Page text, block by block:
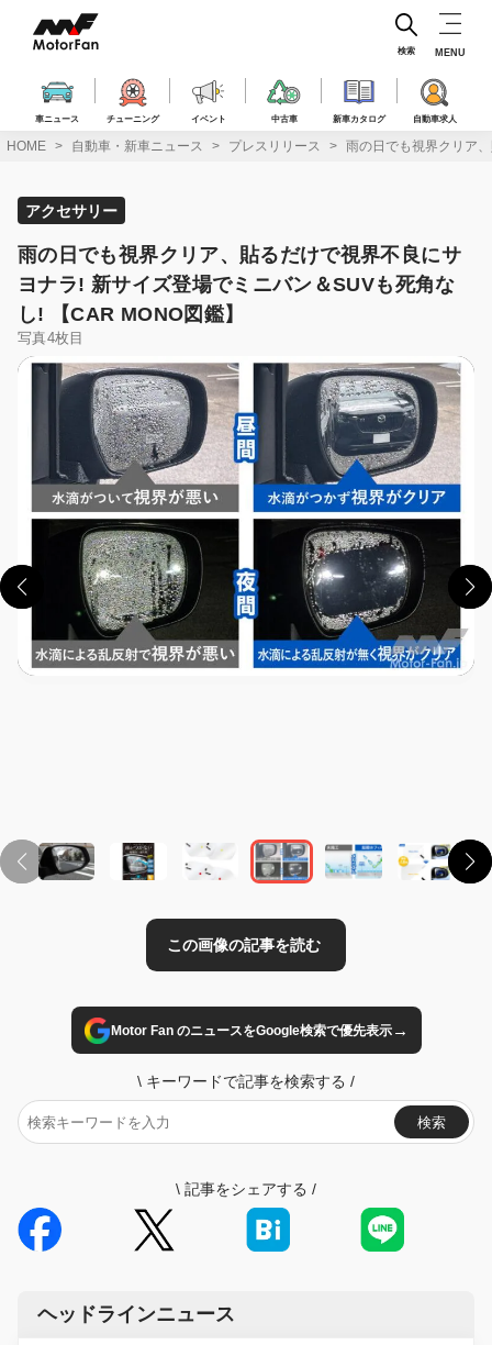
ス
車ニュース チューニング イベント 中古車 新車カタログ 自動車求人
検索 MENU
HOME 自動車・新車ニュース プレスリリース 雨の日でも視界クリア
アクセサリー
雨の日でも視界クリア、貼るだけで視界不良にサ
ヨナラ! 新サイズ登場でミニバン＆SUVも死角な
し! 【CAR MONO図鑑】
写真4枚目
Motor Fan のニュースをGoogle検索で優先表示→
\ キーワードで記事を検索する /
検索
\ 記事をシェアする /
ヘッドラインニュース